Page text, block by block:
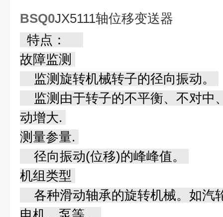
BSQ0JX5111轴位移变送器
特点：
故障监测
监测旋转机械转子的径向振动。
监测由于转子的不平衡、不对中
动增大.
测量参量.
径向振动(位移)的峰峰值。
机组类型
各种滑动轴承的旋转机械。如汽